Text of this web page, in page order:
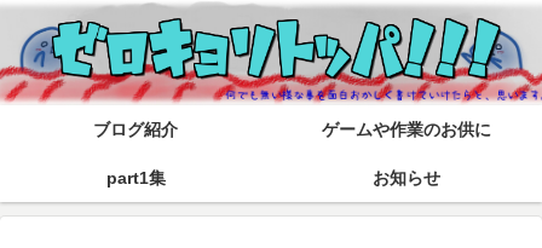
ブログ紹介 ゲームや作業のお供に
part1集 お知らせ